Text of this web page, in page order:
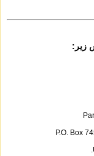
Ganj e
Parviz
Ganj e
P.O. Box